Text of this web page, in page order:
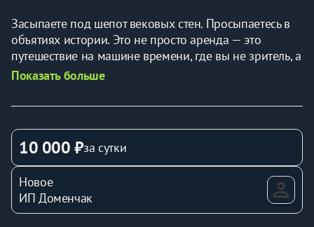
Засыпаете под шепот вековых стен. Просыпаетесь в
объятиях истории. Это не просто аренда — это
путешествие на машине времени, где вы не зритель, а
главный герой.
Здравствуйте, дорогой Гость! Вы не просто
в другое время. Эта квартира в старом центре
Ростова, проект дизайнера Светланы Андреевой-
Щепетевой. Дом - место наполненное историями и
важно, когда каждая деталь интерьера наполнена
смыслом.
Мы старались максимально сохранить аутентичные
Показать больше
10 000 ₽за сутки
Новое
ИП Доменчак